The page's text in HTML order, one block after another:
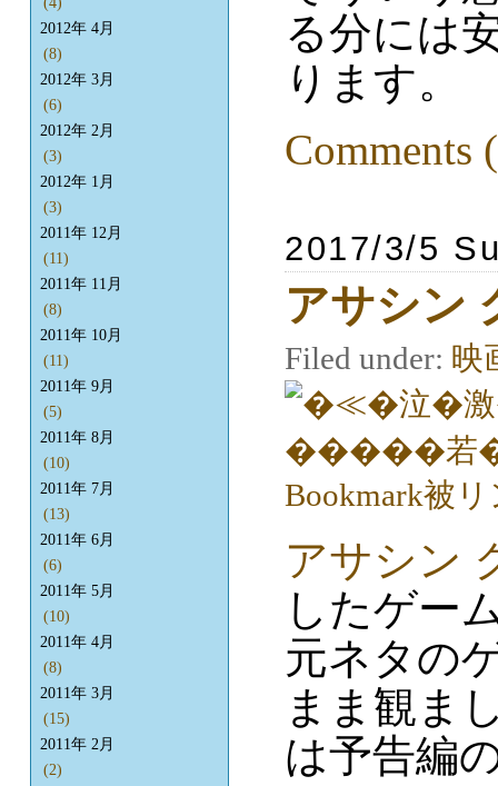
る分には
ります。
Comments
2017/3/5
アサシン
Filed under: 映
アサシン
したゲー
元ネタの
まま観ま
は予告編
2012年 4月
(8)
2012年 3月
(6)
2012年 2月
(3)
2012年 1月
(3)
2011年 12月
(11)
2011年 11月
(8)
2011年 10月
(11)
2011年 9月
(5)
2011年 8月
(10)
2011年 7月
(13)
2011年 6月
(6)
2011年 5月
(10)
2011年 4月
(8)
2011年 3月
(15)
2011年 2月
(2)